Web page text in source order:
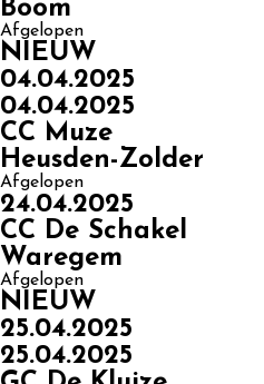
Boom
Afgelopen
NIEUW
04.04.2025
04.04.2025
CC Muze
Heusden-Zolder
Afgelopen
24.04.2025
CC De Schakel
Waregem
Afgelopen
NIEUW
25.04.2025
25.04.2025